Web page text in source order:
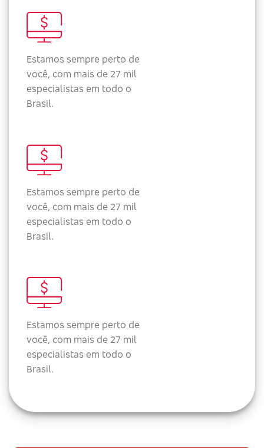
Estamos sempre perto de
você, com mais de 27 mil
especialistas em todo o
Brasil.
Estamos sempre perto de
você, com mais de 27 mil
especialistas em todo o
Brasil.
Estamos sempre perto de
você, com mais de 27 mil
especialistas em todo o
Brasil.